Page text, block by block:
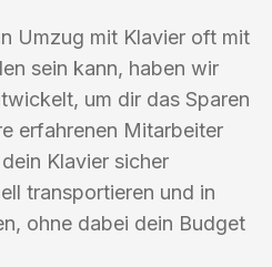
Umzug mit Klavier oft mit
sein kann, haben wir
um dir das Sparen
erfahrenen Mitarbeiter
Klavier sicher
transportieren und in
ohne dabei dein Budget